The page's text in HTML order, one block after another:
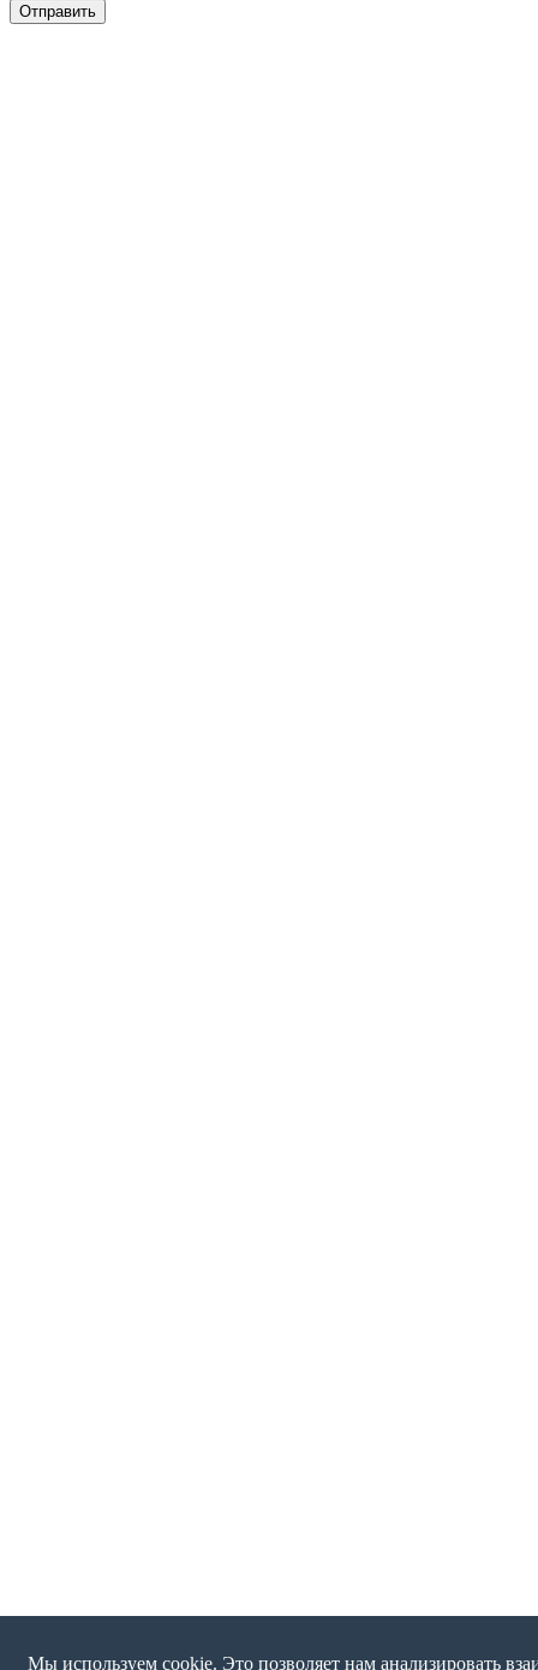
Отправить
Мы используем cookie. Это позволяет нам анализировать